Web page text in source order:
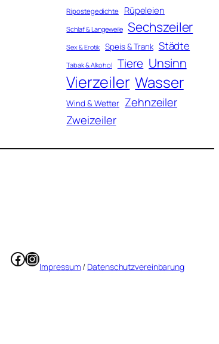
Ripostegedichte Rüpeleien
Schlaf & Langeweile Sechszeiler
Sex & Erotik Speis & Trank Städte
Tabak & Alkohol Tiere Unsinn
Vierzeiler Wasser
Wind & Wetter Zehnzeiler
Zweizeiler
Facebook
Instagram
Impressum / Datenschutzvereinbarung